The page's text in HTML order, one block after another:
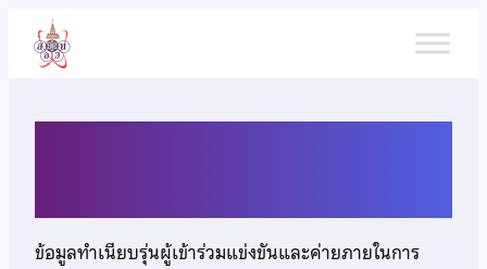
เนื้อหา
ข้อมูลทำเนียบรุ่นผู้เข้าร่วมแข่งขันและค่ายภายในการ